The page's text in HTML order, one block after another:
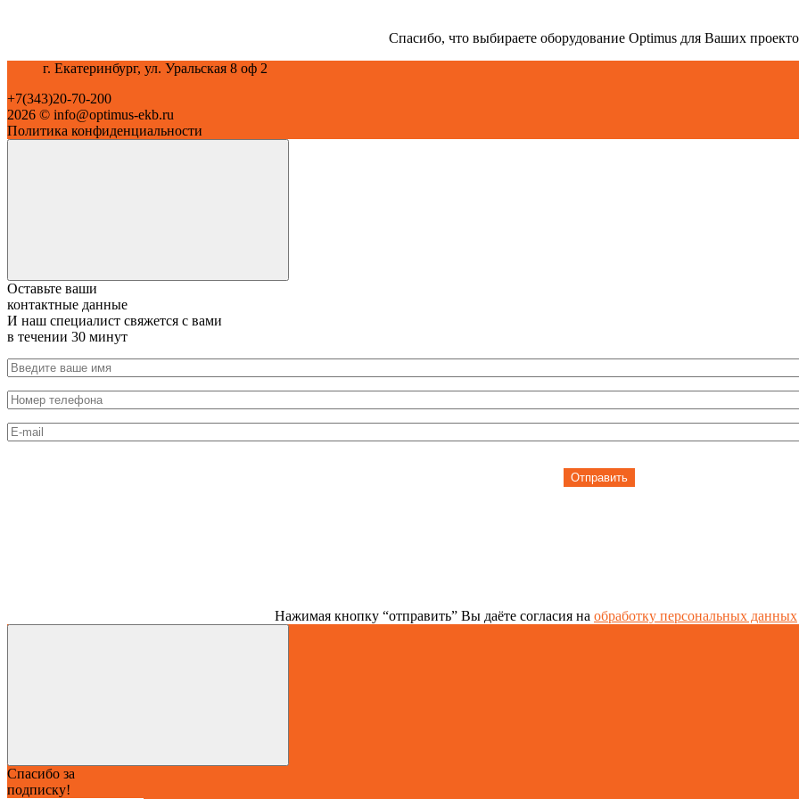
Спасибо, что выбираете оборудование Optimus для Ваших
г. Екатеринбург, ул. Уральская 8 оф 2
+7(343)20-70-200
2026 © info@optimus-ekb.ru
Политика конфиденциальности
Оставьте ваши
контактные данные
И наш специалист свяжется с вами
в течении 30 минут
Отправить
Нажимая кнопку “отправить” Вы даёте согласия на обработку персональных данных
Спасибо за
подписку!